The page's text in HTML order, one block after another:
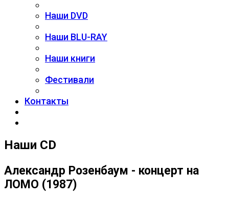
Наши DVD
Наши BLU-RAY
Наши книги
Фестивали
Контакты
Наши CD
Александр Розенбаум - концерт на
ЛОМО (1987)